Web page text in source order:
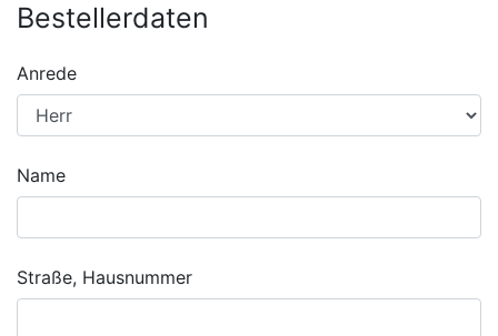
Bestellerdaten
Anrede
Name
Straße, Hausnummer